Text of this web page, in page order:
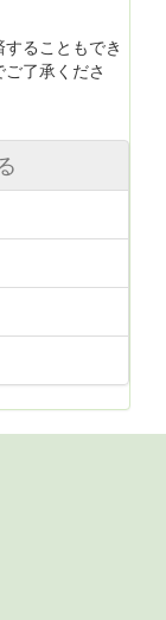
ることもでき
了承くださ